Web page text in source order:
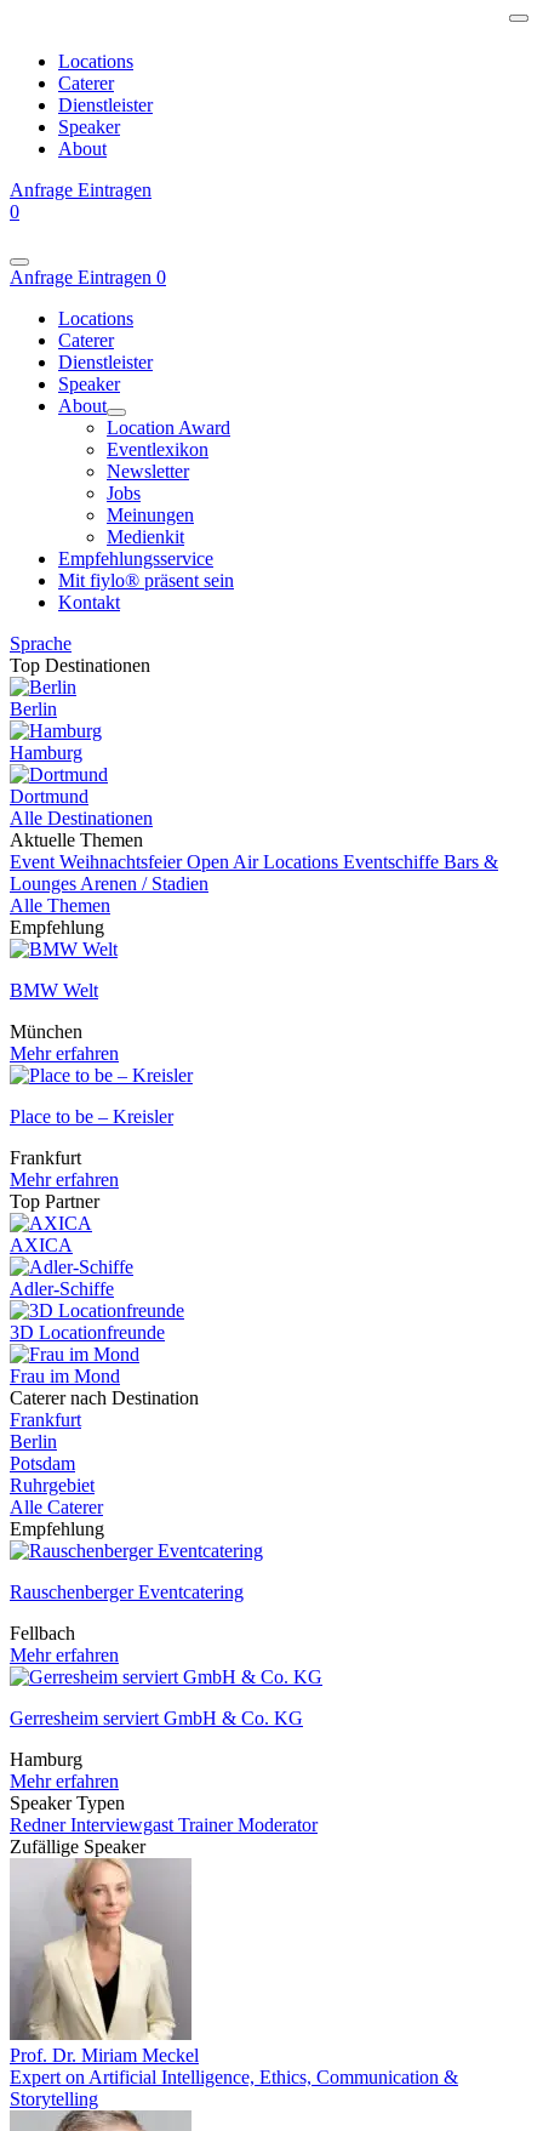
Locations
Caterer
Dienstleister
Speaker
About
Anfrage Eintragen
0
Anfrage Eintragen 0
Locations
Caterer
Dienstleister
Speaker
About
Location Award
Eventlexikon
Newsletter
Jobs
Meinungen
Medienkit
Empfehlungsservice
Mit fiylo® präsent sein
Kontakt
Sprache
Top Destinationen
Berlin
Hamburg
Dortmund
Alle Destinationen
Aktuelle Themen
Event WeihnachtsfeierOpen Air Locations Eventschiffe Bars &
Lounges Arenen / Stadien
Alle Themen
Empfehlung
BMW Welt
München
Mehr erfahren
Place to be – Kreisler
Frankfurt
Mehr erfahren
Top Partner
AXICA
Adler-Schiffe
3D Locationfreunde
Frau im Mond
Caterer nach Destination
Frankfurt
Berlin
Potsdam
Ruhrgebiet
Alle Caterer
Empfehlung
Rauschenberger Eventcatering
Fellbach
Mehr erfahren
Gerresheim serviert GmbH & Co. KG
Hamburg
Mehr erfahren
Speaker Typen
RednerInterviewgast TrainerModerator
Zufällige Speaker
Prof. Dr. Miriam Meckel
Expert on Artificial Intelligence, Ethics, Communication &
Storytelling